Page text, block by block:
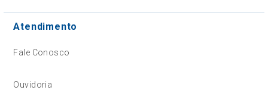
Atendimento
Fale Conosco
Ouvidoria